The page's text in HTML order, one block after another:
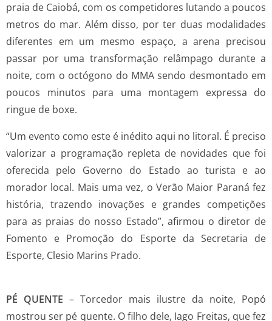
praia de Caiobá, com os competidores lutando a poucos
metros do mar. Além disso, por ter duas modalidades
diferentes em um mesmo espaço, a arena precisou
passar por uma transformação relâmpago durante a
noite, com o octógono do MMA sendo desmontado em
poucos minutos para uma montagem expressa do
ringue de boxe.
“Um evento como este é inédito aqui no litoral. É preciso
valorizar a programação repleta de novidades que foi
oferecida pelo Governo do Estado ao turista e ao
morador local. Mais uma vez, o Verão Maior Paraná fez
história, trazendo inovações e grandes competições
para as praias do nosso Estado”, afirmou o diretor de
Fomento e Promoção do Esporte da Secretaria de
Esporte, Clesio Marins Prado.
PÉ QUENTE – Torcedor mais ilustre da noite, Popó
mostrou ser pé quente. O filho dele, Iago Freitas, que fez